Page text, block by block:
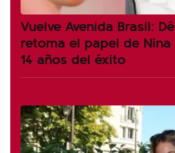
Vuelve Avenida Brasil:
retoma el papel de
14 años del éxito